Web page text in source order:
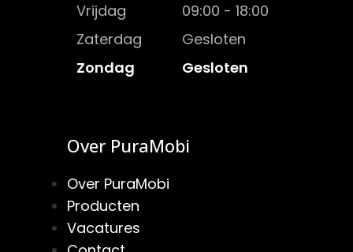
Vrijdag
09:00 - 18:00
Zaterdag
Gesloten
Zondag
Gesloten
Over PuraMobi
Over PuraMobi
Producten
Vacatures